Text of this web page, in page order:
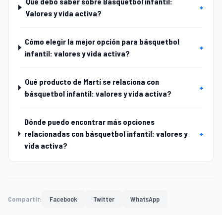
Valores y vida activa?
+
Cómo elegir la mejor opción para básquetbol
infantil: valores y vida activa?
+
Qué producto de Martí se relaciona con
básquetbol infantil: valores y vida activa?
+
Dónde puedo encontrar más opciones
relacionadas con básquetbol infantil: valores y
vida activa?
+
Compartir: Facebook Twitter WhatsApp